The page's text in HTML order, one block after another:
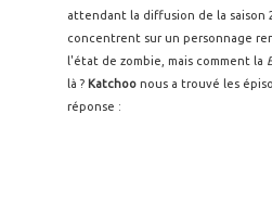
attendant la diffusion de la saison
concentrent sur un personnage
l'état de zombie, mais comment la
là ? Katchoo nous a trouvé les
réponse :